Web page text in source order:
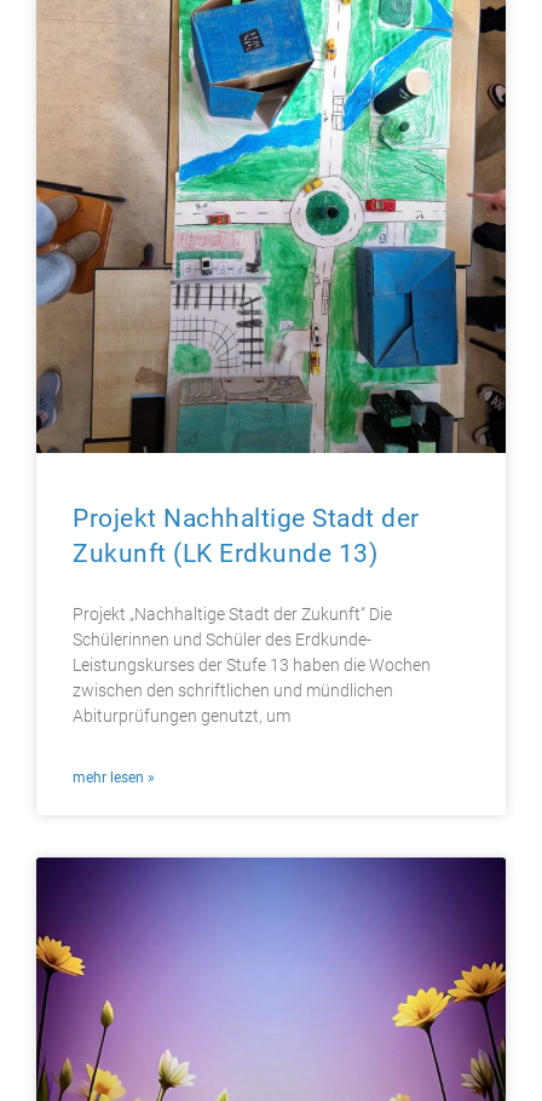
Projekt Nachhaltige Stadt der
Zukunft (LK Erdkunde 13)
Projekt „Nachhaltige Stadt der Zukunft“ Die
Schülerinnen und Schüler des Erdkunde-
Leistungskurses der Stufe 13 haben die Wochen
zwischen den schriftlichen und mündlichen
Abiturprüfungen genutzt, um
mehr lesen »